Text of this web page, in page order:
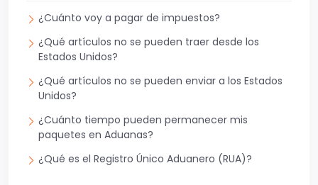
¿Cuánto voy a pagar de impuestos?
¿Qué artículos no se pueden traer desde los
Estados Unidos?
¿Qué artículos no se pueden enviar a los Estados
Unidos?
¿Cuánto tiempo pueden permanecer mis
paquetes en Aduanas?
¿Qué es el Registro Único Aduanero (RUA)?